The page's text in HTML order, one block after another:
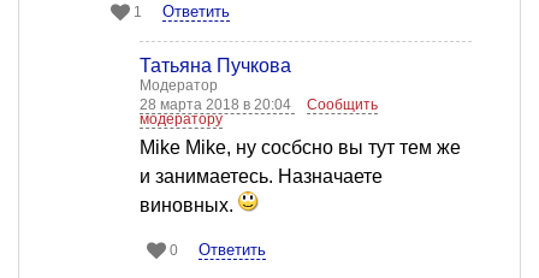
1 Ответить
Татьяна Пучкова
Модератор
28 марта 2018 в 20:04
Сообщить
модератору
Mike Mike, ну сосбсно вы тут тем же
и занимаетесь. Назначаете
виновных.
0 Ответить